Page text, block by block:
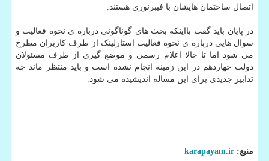
اتصال ساختمان هایشان با فیبرنوری هستند.
در پایان باید گفت بااینکه بحث های گوناگونی درباره ی نحوه فعالیت و
سوال هایی درباره ی نحوه فعالیت استارلینک از طرف کاربران مطرح
می شود اما تا حالا اعلام رسمی و موضع گیری از طرف مسئولان
دولت چهاردهم در این زمینه انجام نشده است و باید منتظر ماند چه
تدابیر جدیدی برای این مساله اندیشیده می شود.
منبع: karapayam.ir